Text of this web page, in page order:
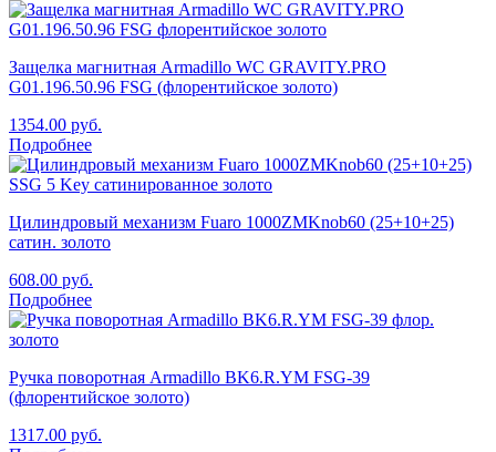
Защелка магнитная Armadillo WC GRAVITY.PRO
G01.196.50.96 FSG (флорентийское золото)
1354.00 руб.
Подробнее
Цилиндровый механизм Fuaro 1000ZMKnob60 (25+10+25)
сатин. золото
608.00 руб.
Подробнее
Ручка поворотная Armadillo BK6.R.YM FSG-39
(флорентийское золото)
1317.00 руб.